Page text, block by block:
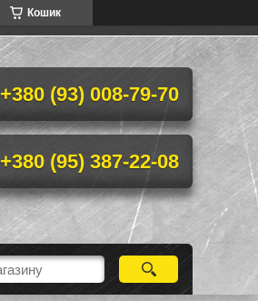
Кошик
+380 (93) 008-79-70
+380 (95) 387-22-08